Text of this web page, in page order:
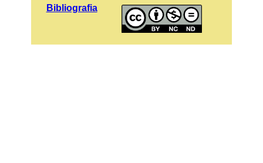
Bibliografia